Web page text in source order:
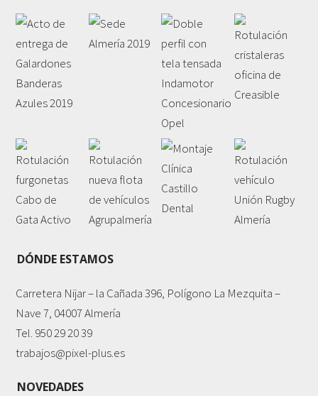
DÓNDE ESTAMOS
Carretera Nijar – la Cañada 396, Polígono La Mezquita –
Nave 7, 04007 Almería
Tel. 950 29 20 39
trabajos@pixel-plus.es
NOVEDADES